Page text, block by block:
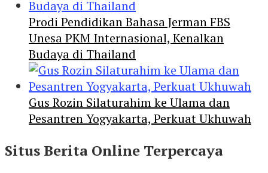
Prodi Pendidikan Bahasa Jerman FBS
Unesa PKM Internasional, Kenalkan
Budaya di Thailand
Gus Rozin Silaturahim ke Ulama dan
Pesantren Yogyakarta, Perkuat Ukhuwah
Situs Berita Online Terpercaya